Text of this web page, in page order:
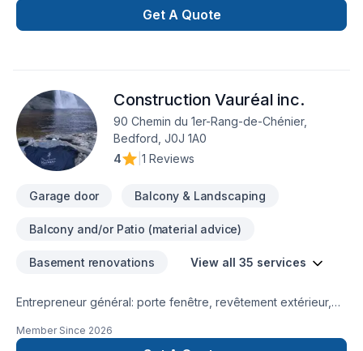
Get A Quote
Construction Vauréal inc.
90 Chemin du 1er-Rang-de-Chénier,
Bedford, J0J 1A0
4
1 Reviews
Garage door Balcony & Landscaping
Balcony and/or Patio (material advice)
Basement renovations View all 35 services
Entrepreneur général: porte fenêtre, revêtement extérieur,
excavation, Béton
Member Since 2026